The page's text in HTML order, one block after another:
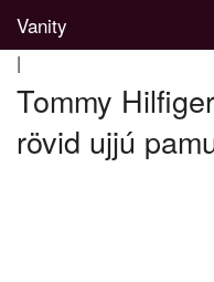
Vanity
Divatblog
|
Tommy
rövid ujjú